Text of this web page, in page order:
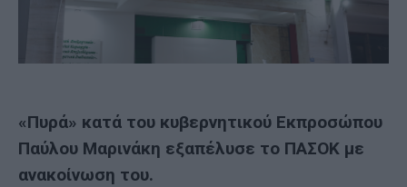
«Πυρά» κατά του κυβερνητικού Εκπροσώπου
Παύλου Μαρινάκη εξαπέλυσε το ΠΑΣΟΚ με
ανακοίνωση του.